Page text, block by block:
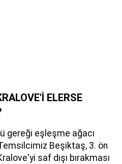
ELERSE
gereği eşleşme ağacı
Beşiktaş, 3. ön
saf dışı bırakması